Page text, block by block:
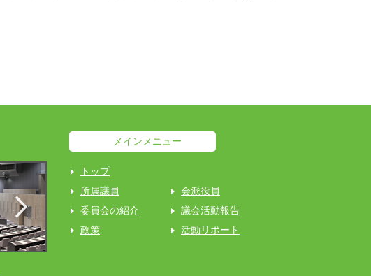
メインメニュー
トップ
所属議員
会派役員
委員会の紹介
議会活動報告
政策
活動リポート